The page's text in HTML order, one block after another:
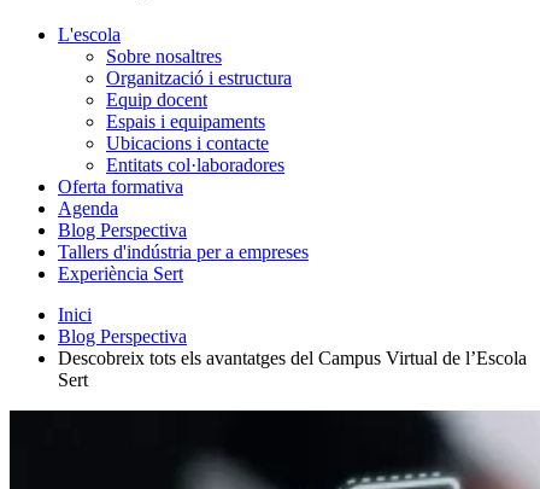
L'escola
Sobre nosaltres
Organització i estructura
Equip docent
Espais i equipaments
Ubicacions i contacte
Entitats col·laboradores
Oferta formativa
Agenda
Blog Perspectiva
Tallers d'indústria per a empreses
Experiència Sert
Inici
Blog Perspectiva
Descobreix tots els avantatges del Campus Virtual de l’Escola
Sert